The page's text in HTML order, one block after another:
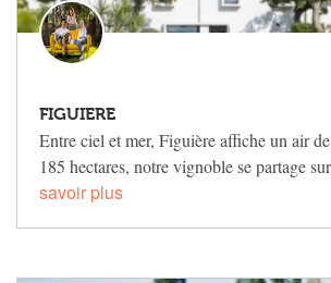
FIGUIERE
Entre ciel et mer, Figuière affiche un air
185 hectares, notre vignoble se partage
savoir plus